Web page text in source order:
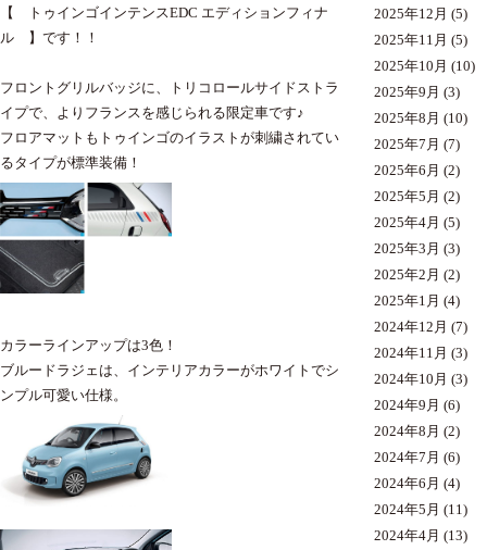
【 トゥインゴインテンスEDC エディションフィナ
ル 】です！！
フロントグリルバッジに、トリコロールサイドストラ
イプで、よりフランスを感じられる限定車です♪
フロアマットもトゥインゴのイラストが刺繍されてい
るタイプが標準装備！
カラーラインアップは3色！
ブルードラジェは、インテリアカラーがホワイトでシ
ンプル可愛い仕様。
2025年12月 (5)
2025年11月 (5)
2025年10月 (10)
2025年9月 (3)
2025年8月 (10)
2025年7月 (7)
2025年6月 (2)
2025年5月 (2)
2025年4月 (5)
2025年3月 (3)
2025年2月 (2)
2025年1月 (4)
2024年12月 (7)
2024年11月 (3)
2024年10月 (3)
2024年9月 (6)
2024年8月 (2)
2024年7月 (6)
2024年6月 (4)
2024年5月 (11)
2024年4月 (13)